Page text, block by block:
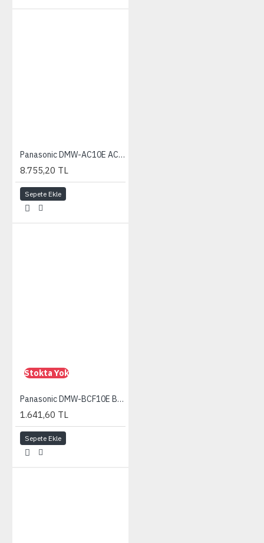
Panasonic DMW-AC10E AC Adapter
8.755,20 TL
Sepete Ekle
Stokta Yok
Panasonic DMW-BCF10E Batarya (FT3/FT2/FX700/FX70/ FS33/FS30/FS11/FS10)
1.641,60 TL
Sepete Ekle